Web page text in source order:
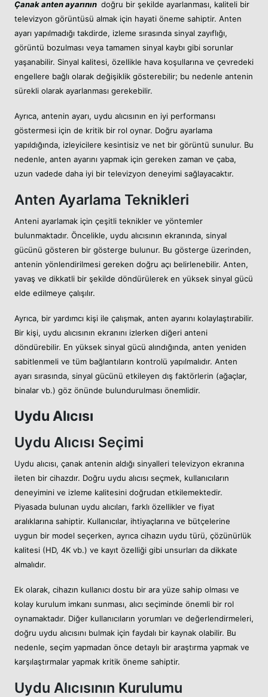
Çanak anten ayarının doğru bir şekilde ayarlanması, kaliteli bir
televizyon görüntüsü almak için hayati öneme sahiptir. Anten
ayarı yapılmadığı takdirde, izleme sırasında sinyal zayıflığı,
görüntü bozulması veya tamamen sinyal kaybı gibi sorunlar
yaşanabilir. Sinyal kalitesi, özellikle hava koşullarına ve çevredeki
engellere bağlı olarak değişiklik gösterebilir; bu nedenle antenin
sürekli olarak ayarlanması gerekebilir.
Ayrıca, antenin ayarı, uydu alıcısının en iyi performansı
göstermesi için de kritik bir rol oynar. Doğru ayarlama
yapıldığında, izleyicilere kesintisiz ve net bir görüntü sunulur. Bu
nedenle, anten ayarını yapmak için gereken zaman ve çaba,
uzun vadede daha iyi bir televizyon deneyimi sağlayacaktır.
Anten Ayarlama Teknikleri
Anteni ayarlamak için çeşitli teknikler ve yöntemler
bulunmaktadır. Öncelikle, uydu alıcısının ekranında, sinyal
gücünü gösteren bir gösterge bulunur. Bu gösterge üzerinden,
antenin yönlendirilmesi gereken doğru açı belirlenebilir. Anten,
yavaş ve dikkatli bir şekilde döndürülerek en yüksek sinyal gücü
elde edilmeye çalışılır.
Ayrıca, bir yardımcı kişi ile çalışmak, anten ayarını kolaylaştırabilir.
Bir kişi, uydu alıcısının ekranını izlerken diğeri anteni
döndürebilir. En yüksek sinyal gücü alındığında, anten yeniden
sabitlenmeli ve tüm bağlantıların kontrolü yapılmalıdır. Anten
ayarı sırasında, sinyal gücünü etkileyen dış faktörlerin (ağaçlar,
binalar vb.) göz önünde bulundurulması önemlidir.
Uydu Alıcısı
Uydu Alıcısı Seçimi
Uydu alıcısı, çanak antenin aldığı sinyalleri televizyon ekranına
ileten bir cihazdır. Doğru uydu alıcısı seçmek, kullanıcıların
deneyimini ve izleme kalitesini doğrudan etkilemektedir.
Piyasada bulunan uydu alıcıları, farklı özellikler ve fiyat
aralıklarına sahiptir. Kullanıcılar, ihtiyaçlarına ve bütçelerine
uygun bir model seçerken, ayrıca cihazın uydu türü, çözünürlük
kalitesi (HD, 4K vb.) ve kayıt özelliği gibi unsurları da dikkate
almalıdır.
Ek olarak, cihazın kullanıcı dostu bir ara yüze sahip olması ve
kolay kurulum imkanı sunması, alıcı seçiminde önemli bir rol
oynamaktadır. Diğer kullanıcıların yorumları ve değerlendirmeleri,
doğru uydu alıcısını bulmak için faydalı bir kaynak olabilir. Bu
nedenle, seçim yapmadan önce detaylı bir araştırma yapmak ve
karşılaştırmalar yapmak kritik öneme sahiptir.
Uydu Alıcısının Kurulumu